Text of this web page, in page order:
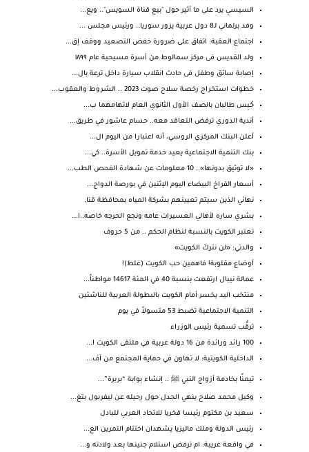
السيسي يرد على ما أثير حول "بيع قناة السويس".. ويع...
وفد برلماني لـ8 دول عربية يزور سوريا.. ورئيس مجلس ...
اجتماع العقبة: اتفاق على ضرورة خفض التصعيد ووقف إق...
ولد القديس فى مركز سمالوط من أسرة مسيحية عام ١٨٩٩
إصابة سائق وطفل فى حادث انقلاب سيارة داخل ترعة بال...
خطوات استخراج رخصة سلاح صوت 2023 .. الشروط والعقوب...
حُبِس طالبان بالصف الأول الثانوي العام لاتهامهما ب...
أندية الدوري ترفض التعاقد معه.. حسام عاشور في طريق...
أعلن البنك المركزي الروسي، أنه اعتبارا من اليوم ال...
بنك التنمية الاجتماعية يعيد خدمة تمويل الأسرة.. كي...
«لا توثيق بدونها».. 10 معلومات عن شهادة الفحص الطب...
أسعار الفراخ البيضاء اليوم الإثنين في بورصة الدواج...
نهائي الذين سيتم تعيينهم بشركة المياه بمحافظة قنا.
بشري ساره لأهالي العسيرات عامه ونجع الحرجه خاصه..ا...
تعتبر الكويت بالنسبة لنظام الحكم .. من 5 حروف
والدتي: «لن نتركَ الكويت»
أوضاع مقلوبة! فاهمين حب الكويت (غلط)!
عمالة نيبال ارتفعت بنسبة 40 في المئة 14617 مواطناً...
منتخب اليد يخسر أمام الكويت بالبطولة العربية للناشئين
التنمية الاجتماعية تضبط 53 متسولاً في يوم
ترقُّب تسمية رئيس الوزراء
100 رائد ورائدة من 16 دولة عربية في ملتقى الكويت ا...
الداخلية الكويتية: لا تهاون في حماية المجتمع من آف...
تيمنًا بخادمة أزواج النبي ﷺ .. إنشاء بوابة “بريرة”...
وكيل محمد صلاح ينهي الجدل حول رحيله عن ليفربول بتغ...
سعيد بن مكتوم رئيسا فخريا للاتحاد العربي للبادل
رئيس الدولة وملك ماليزيا يشهدان اختتام التمرين الع...
في واقعة غريبة: ام ترفض استلام جنينها بعد ولادته و...